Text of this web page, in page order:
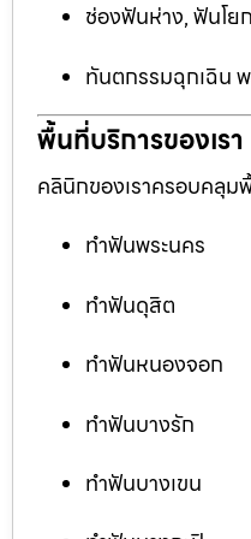
ช่องฟันห่าง, ฟันโย
ทันตกรรมฉุกเฉิน
พื้นที่บริการของเรา
คลินิกของเราครอบคลุ
ทำฟันพระนคร
ทำฟันดุสิต
ทำฟันหนองจอก
ทำฟันบางรัก
ทำฟันบางเขน